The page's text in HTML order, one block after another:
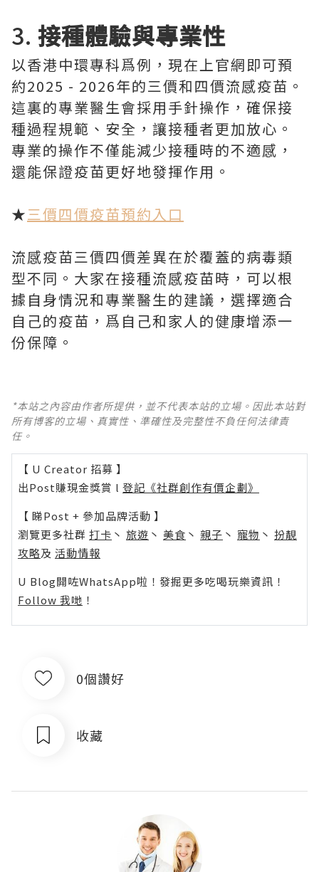
3. 接種體驗與專業性
以香港中環專科爲例，現在上官網即可預
約2025 - 2026年的三價和四價流感疫苗。
這裏的專業醫生會採用手針操作，確保接
種過程規範、安全，讓接種者更加放心。
專業的操作不僅能減少接種時的不適感，
還能保證疫苗更好地發揮作用。
★三價四價疫苗預約入口
流感疫苗三價四價差異在於覆蓋的病毒類
型不同。大家在接種流感疫苗時，可以根
據自身情況和專業醫生的建議，選擇適合
自己的疫苗，爲自己和家人的健康增添一
份保障。
*本站之內容由作者所提供，並不代表本站的立場。因此本站對
所有博客的立場、真實性、準確性及完整性不負任何法律責
任。
【 U Creator 招募 】
出Post賺現金獎賞 l 登記《社群創作有價企劃》
【 睇Post + 參加品牌活動 】
瀏覽更多社群 打卡 丶 旅遊 丶 美食 丶 親子 丶 寵物 丶 扮靚
攻略及 活動情報
U Blog開咗WhatsApp啦！發掘更多吃喝玩樂資訊！
Follow 我哋 ！
0個讚好
收藏